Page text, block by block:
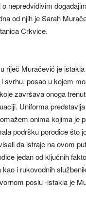
nepredvidivim
od njih je Sarah
Crkvice.
riječ Muračević je
svrhu, posao u kojem
završava onoga
Uniforma
onima kojima je
podršku porodice što
da istraje na ovom
jedan od ključnih
i rukovodnih
poslu -istakla je